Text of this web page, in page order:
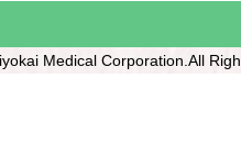
Medical Corporation.All